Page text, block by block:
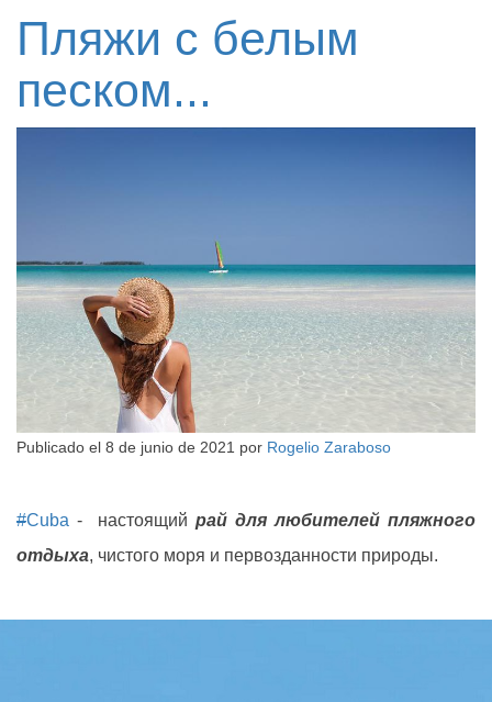
Пляжи с белым
песком...
Publicado el 8 de junio de 2021 por Rogelio Zaraboso
#Cuba - настоящий рай для любителей пляжного
отдыха, чистого моря и первозданности природы.